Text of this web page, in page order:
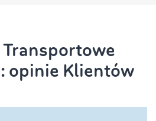
opinie Klientów